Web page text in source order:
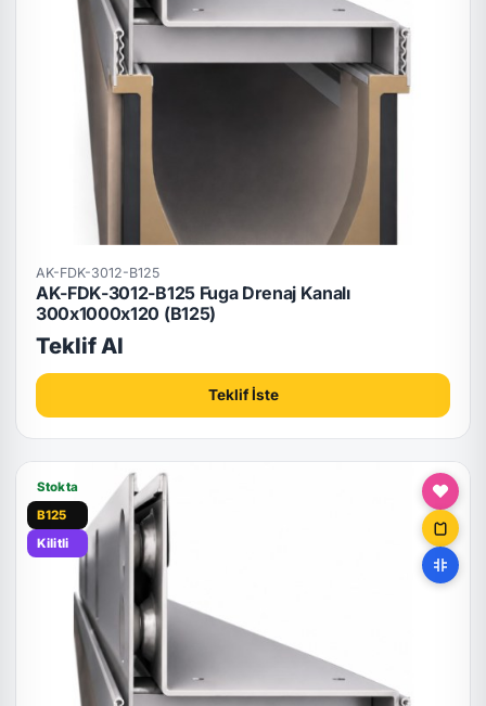
AK-FDK-3012-B125
AK-FDK-3012-B125 Fuga Drenaj Kanalı
300x1000x120 (B125)
Teklif Al
Teklif İste
Stokta
B125
Kilitli